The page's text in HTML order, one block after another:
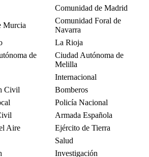
Comunidad de Madrid
Murcia
Comunidad Foral de
Navarra
La Rioja
de
Ciudad Autónoma de
Melilla
Internacional
Civil
Bomberos
Policía Nacional
Armada Española
Aire
Ejército de Tierra
Salud
Investigación